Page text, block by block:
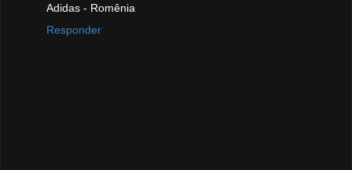
Adidas - Romênia
Responder